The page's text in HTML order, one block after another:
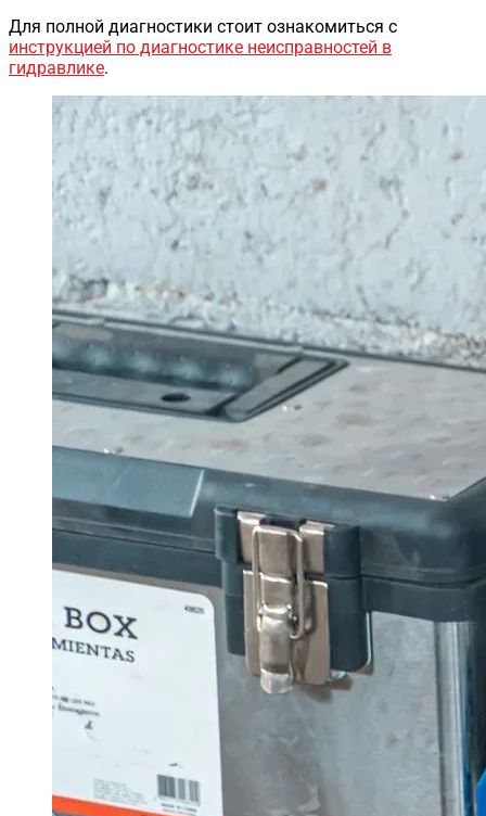
Для полной диагностики стоит ознакомиться с
инструкцией по диагностике неисправностей в
гидравлике.